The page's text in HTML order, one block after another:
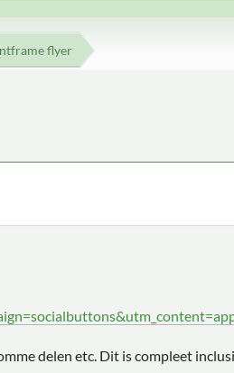
flyer
delen etc. Dit is compleet